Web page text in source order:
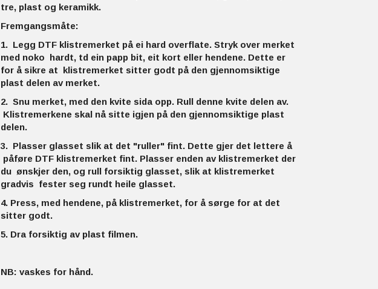
tre, plast og keramikk.
Fremgangsmåte:
1. Legg DTF klistremerket på ei hard overflate. Stryk over merket
med noko hardt, td ein papp bit, eit kort eller hendene. Dette er
for å sikre at klistremerket sitter godt på den gjennomsiktige
plast delen av merket.
2. Snu merket, med den kvite sida opp. Rull denne kvite delen av.
Klistremerkene skal nå sitte igjen på den gjennomsiktige plast
delen.
3. Plasser glasset slik at det "ruller" fint. Dette gjer det lettere å
påføre DTF klistremerket fint. Plasser enden av klistremerket der
du ønskjer den, og rull forsiktig glasset, slik at klistremerket
gradvis fester seg rundt heile glasset.
4. Press, med hendene, på klistremerket, for å sørge for at det
sitter godt.
5. Dra forsiktig av plast filmen.
NB: vaskes for hånd.